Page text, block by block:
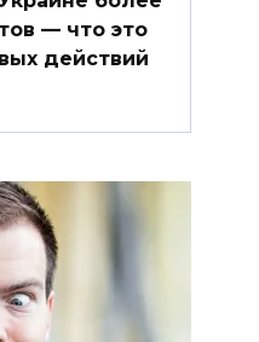
— что это
действий